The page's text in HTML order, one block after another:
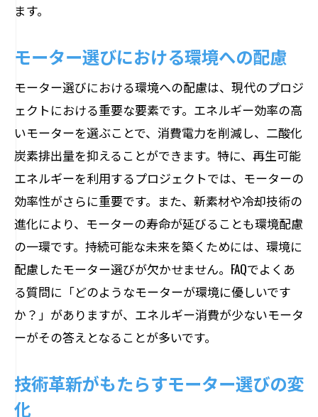
ブランドの歴史と信頼性に対する考察
品質保証と保証期間のチェックポイント
評判の高いブランドの特徴と事例
最適なモーター選びでプロジェクト成功に一
歩近づく
プロジェクトの要件に基づいたモーター
選びのステップ
成功事例から学ぶモーター選定のポイン
効率的なプロジェクト運営を支えるモー
ター選び
選定ミスを防ぐためのチェックリスト
未来
ます。
モーター選びにおける環境への配慮
モーター選びにおける環境への配慮は、現代のプロジ
ェクトにおける重要な要素です。エネルギー効率の高
いモーターを選ぶことで、消費電力を削減し、二酸化
炭素排出量を抑えることができます。特に、再生可能
エネルギーを利用するプロジェクトでは、モーターの
効率性がさらに重要です。また、新素材や冷却技術の
進化により、モーターの寿命が延びることも環境配慮
の一環です。持続可能な未来を築くためには、環境に
配慮したモーター選びが欠かせません。FAQでよくあ
る質問に「どのようなモーターが環境に優しいです
か？」がありますが、エネルギー消費が少ないモータ
ーがその答えとなることが多いです。
技術革新がもたらすモーター選びの変
化